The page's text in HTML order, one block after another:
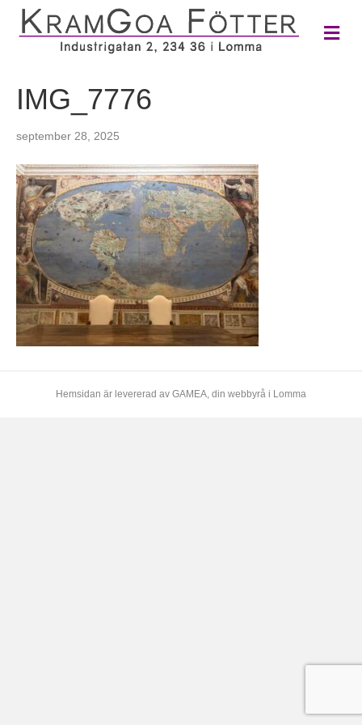
M
e
IMG_7776
september 28, 2025
Hemsidan är levererad av GAMEA, din webbyrå i Lomma